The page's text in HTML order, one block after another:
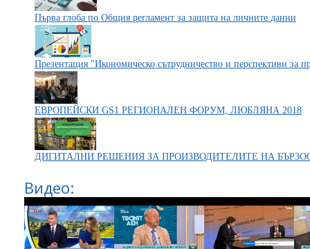
Първа глоба по Общия регламент за защита на личните данни
Презентация "Икономическо сътрудничество и перспективи за
ЕВРОПЕЙСКИ GS1 РЕГИОНАЛЕН ФОРУМ, ЛЮБЛЯНА 2018
ДИГИТАЛНИ РЕШЕНИЯ ЗА ПРОИЗВОДИТЕЛИТЕ НА
Видео: